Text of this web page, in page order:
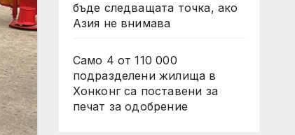
бъде следващата точка, ако
Азия не внимава
Само 4 от 110 000
подразделени жилища в
Хонконг са поставени за
печат за одобрение